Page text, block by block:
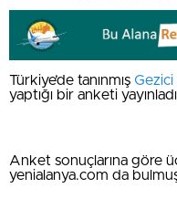
Türkiye’de tanınmış Gezici
yaptığı bir anketi
Anket sonuçlarına göre
yenialanya.com da